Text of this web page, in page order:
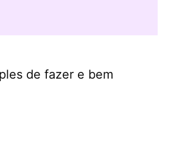
de fazer e bem